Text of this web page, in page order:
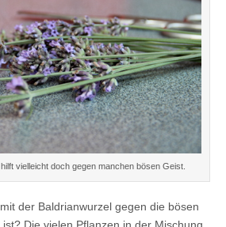
vielleicht doch gegen manchen bösen Geist.
der Baldrianwurzel gegen die bösen
Die vielen Pflanzen in der Mischung,